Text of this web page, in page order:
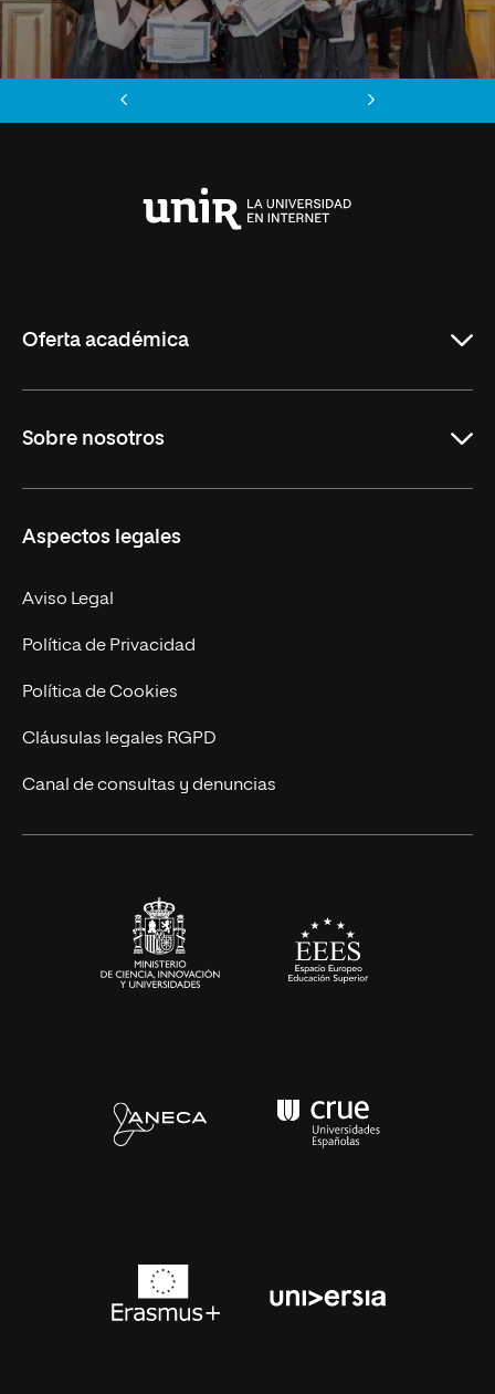
Oferta académica
Másteres Oficiales
Doctorados
Experto Universitario
Postgrados
Cursos Universitarios
Sobre nosotros
Facultades
Nuestro Equipo
Trabaja en UNIR
Actualidad
UNIR Revista
Eventos
Aspectos legales
Aviso Legal
Política de Privacidad
Política de Cookies
Cláusulas legales RGPD
Canal de consultas y denuncias